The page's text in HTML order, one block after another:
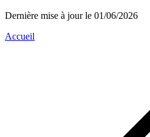
Dernière mise à jour le 01/06/2026
Accueil